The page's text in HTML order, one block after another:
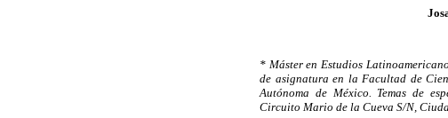
* Máster en Estudios
de asignatura en la Facultad de
Autónoma de México. Temas de
Circuito Mario de la Cueva S/N,